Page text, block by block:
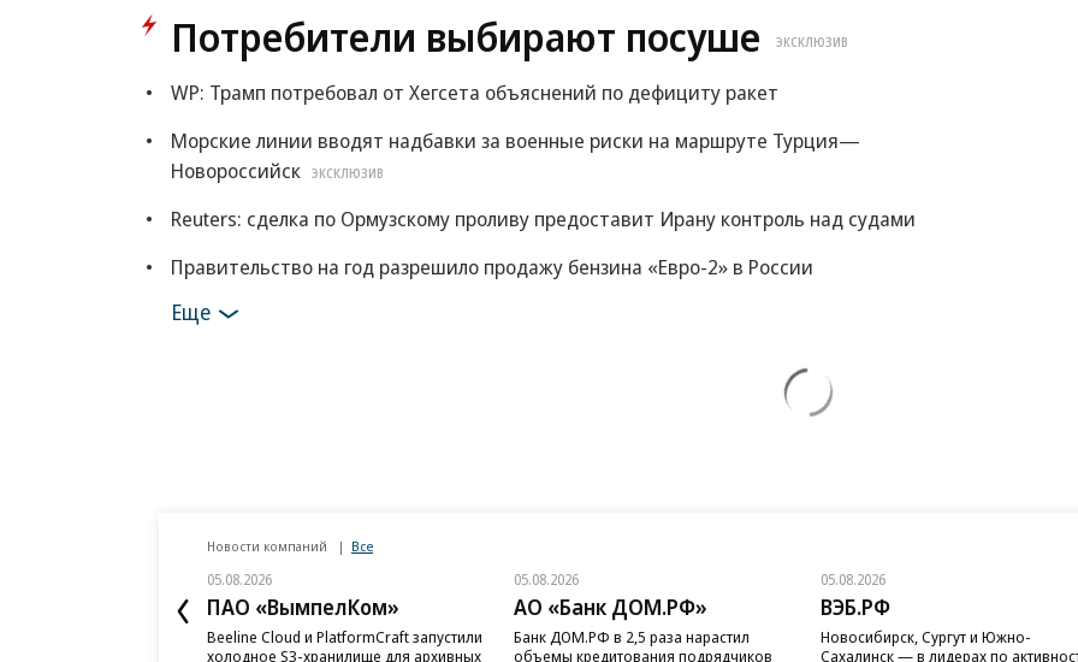
Потребители выбирают посуше ЭКСКЛЮЗИВ
WP: Трамп потребовал от Хегсета объяснений по дефициту ракет
Морские линии вводят надбавки за военные риски на маршруте Турция—
Новороссийск
ЭКСКЛЮЗИВ
Reuters: сделка по Ормузскому проливу предоставит Ирану контроль над судами
Правительство на год разрешило продажу бензина «Евро-2» в России
Еще
Новости компаний Все
05.08.2026
ПАО «ВымпелКом»
Beeline Cloud и PlatformCraft запустили
холодное S3-хранилище для архивных
05.08.2026
АО «Банк ДОМ.РФ»
Банк ДОМ.РФ в 2,5 раза нарастил
объемы кредитования подрядчиков
05.08.2026
ВЭБ.РФ
Новосибирск, Сургут и Южно-
Сахалинск — в лидерах по